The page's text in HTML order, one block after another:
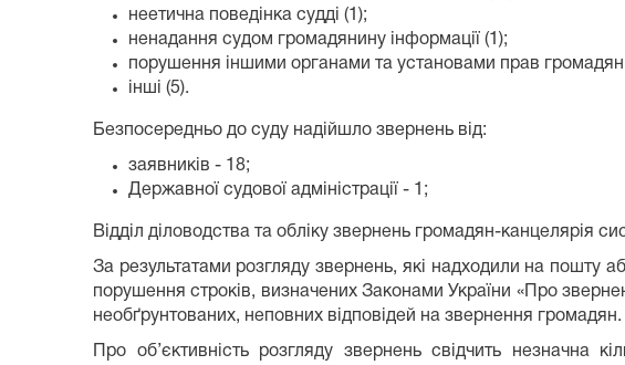
неетична поведінка судді (1);
ненадання судом громадянину інформації (1);
порушення іншими органами та установами прав громадян
інші (5).
Безпосередньо до суду надійшло звернень від:
заявників - 18;
Державної судової адміністрації - 1;
Відділ діловодства та обліку звернень громадян-канцелярія
За результатами розгляду звернень, які надходили на пошту
порушення строків, визначених Законами України «Про
необґрунтованих, неповних відповідей на звернення громадян.
Про об’єктивність розгляду звернень свідчить незначна